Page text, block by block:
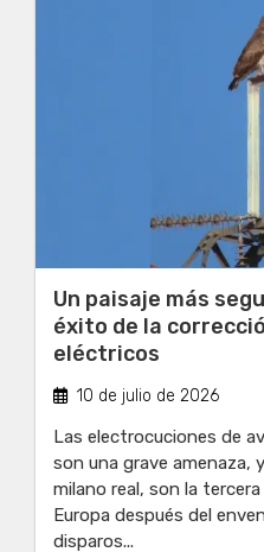
Un paisaje más
éxito de la
eléctricos
10 de julio de 2026
Las electrocuciones de
son una grave amenaza,
milano real, son la
Europa después del
disparos...